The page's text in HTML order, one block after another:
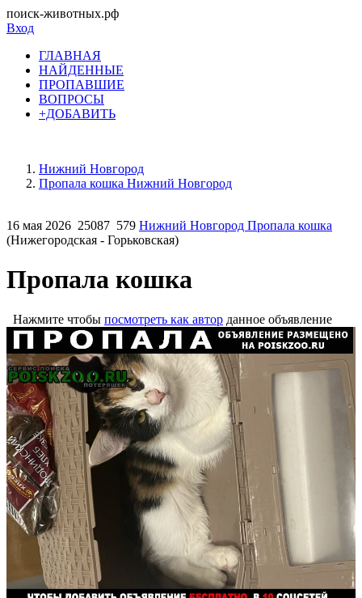
поиск-животных.рф
Вход
ГЛАВНАЯ
НАЙДЕННЫЕ
ПРОПАВШИЕ
ВОПРОСЫ
+ДОБАВИТЬ
Нижний Новгород
Пропала кошка Нижний Новгород
16 мая 2026 25087 579 Нижний Новгород Пропала кошка
(Нижегородская - Горьковская)
Пропала кошка
Нажмите чтобы посмотреть как автор данное объявление